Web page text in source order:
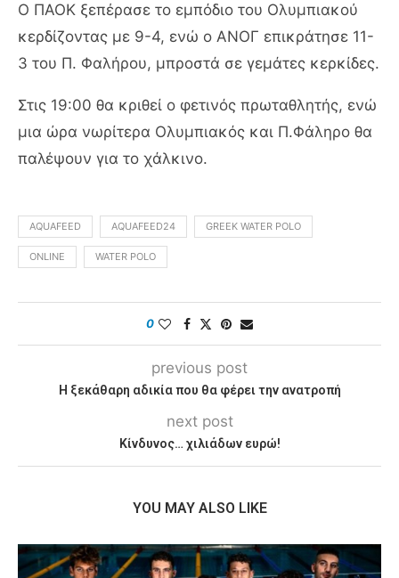
Ο ΠΑΟΚ ξεπέρασε το εμπόδιο του Ολυμπιακού
κερδίζοντας με 9-4, ενώ ο ΑΝΟΓ επικράτησε 11-
3 του Π. Φαλήρου, μπροστά σε γεμάτες κερκίδες.
Στις 19:00 θα κριθεί ο φετινός πρωταθλητής, ενώ
μια ώρα νωρίτερα Ολυμπιακός και Π.Φάληρο θα
παλέψουν για το χάλκινο.
AQUAFEED AQUAFEED24 GREEK WATER POLO
ONLINE WATER POLO
0
previous post
Η ξεκάθαρη αδικία που θα φέρει την ανατροπή
next post
Κίνδυνος… χιλιάδων ευρώ!
YOU MAY ALSO LIKE